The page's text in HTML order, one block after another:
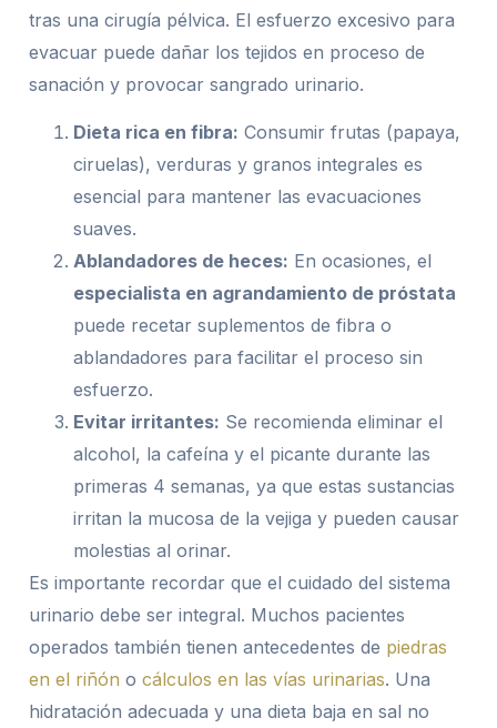
tras una cirugía pélvica. El esfuerzo excesivo para
evacuar puede dañar los tejidos en proceso de
sanación y provocar sangrado urinario.
Dieta rica en fibra: Consumir frutas (papaya,
ciruelas), verduras y granos integrales es
esencial para mantener las evacuaciones
suaves.
Ablandadores de heces: En ocasiones, el
especialista en agrandamiento de próstata
puede recetar suplementos de fibra o
ablandadores para facilitar el proceso sin
esfuerzo.
Evitar irritantes: Se recomienda eliminar el
alcohol, la cafeína y el picante durante las
primeras 4 semanas, ya que estas sustancias
irritan la mucosa de la vejiga y pueden causar
molestias al orinar.
Es importante recordar que el cuidado del sistema
urinario debe ser integral. Muchos pacientes
operados también tienen antecedentes de piedras
en el riñón o cálculos en las vías urinarias. Una
hidratación adecuada y una dieta baja en sal no